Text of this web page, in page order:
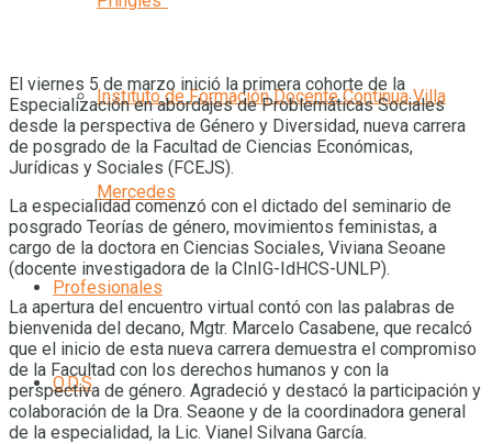
Instituto de Formación Docente Continua Villa
Mercedes
Profesionales
O.D.S
El viernes 5 de marzo inició la primera cohorte de la
Especialización en abordajes de Problemáticas Sociales
desde la perspectiva de Género y Diversidad, nueva carrera
de posgrado de la Facultad de Ciencias Económicas,
Jurídicas y Sociales (FCEJS).
La especialidad comenzó con el dictado del seminario de
posgrado Teorías de género, movimientos feministas, a
cargo de la doctora en Ciencias Sociales, Viviana Seoane
(docente investigadora de la CInIG-IdHCS-UNLP).
La apertura del encuentro virtual contó con las palabras de
bienvenida del decano, Mgtr. Marcelo Casabene, que recalcó
que el inicio de esta nueva carrera demuestra el compromiso
de la Facultad con los derechos humanos y con la
perspectiva de género. Agradeció y destacó la participación y
colaboración de la Dra. Seaone y de la coordinadora general
de la especialidad, la Lic. Vianel Silvana García.